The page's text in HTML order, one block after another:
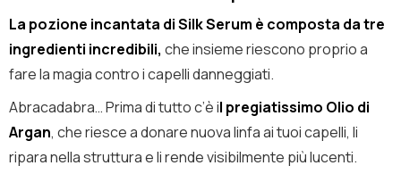
La pozione incantata di Silk Serum è composta da tre
ingredienti incredibili, che insieme riescono proprio a
fare la magia contro i capelli danneggiati.
Abracadabra… Prima di tutto c’è il pregiatissimo Olio di
Argan, che riesce a donare nuova linfa ai tuoi capelli, li
ripara nella struttura e li rende visibilmente più lucenti.